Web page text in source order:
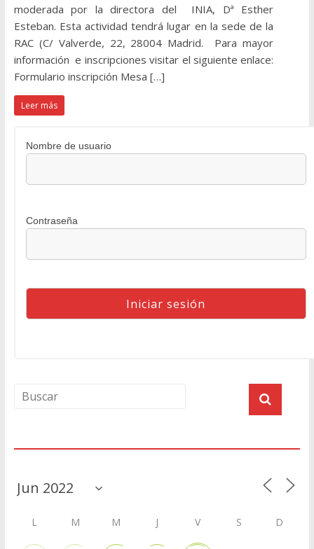
moderada por la directora del INIA, Dª Esther
Esteban. Esta actividad tendrá lugar en la sede de la
RAC (C/ Valverde, 22, 28004 Madrid. Para mayor
información e inscripciones visitar el siguiente enlace:
Formulario inscripción Mesa […]
Leer más
Nombre de usuario
Contraseña
L M M J V S D